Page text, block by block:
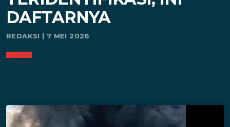
DAFTARNYA
REDAKSI | 7 MEI 2026